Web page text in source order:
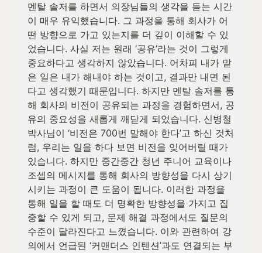
멘탈 솔저를 하면서 의장님들의 생각을 듣는 시간
이 매우 유익했습니다. 그 과정을 통해 회사가 어
떤 방향으로 가고 있는지를 더 깊이 이해할 수 있
었습니다. 사실 저는 원래 ‘공유’라는 것이 그렇게
중요하다고 생각하지 않았습니다. 어차피 내가 맡
은 일은 내가 해내야 하는 것이고, 결과만 내면 된
다고 생각했기 때문입니다. 하지만 멘탈 솔저를 통
해 회사의 비전이 공유되는 과정을 경험하면서, 공
유의 중요성을 새롭게 깨닫게 되었습니다. 신병철
박사님이 ‘비전은 700번 말해야 한다’고 하신 것처
럼, 우리는 일을 하다 보면 비전을 잊어버릴 때가
있습니다. 하지만 중간중간 청년 주니어 교육이나
조셉의 메시지를 통해 회사의 방향성을 다시 상기
시키는 과정이 큰 도움이 됩니다. 이러한 과정을
통해 일을 할 때도 더 명확한 방향성을 가지고 집
중할 수 있게 되고, 문제 해결 과정에서도 질문의
수준이 달라진다고 느꼈습니다. 이와 관련하여 강
의에서 언급된 ‘커맨더스 인텐션’과도 연결되는 부